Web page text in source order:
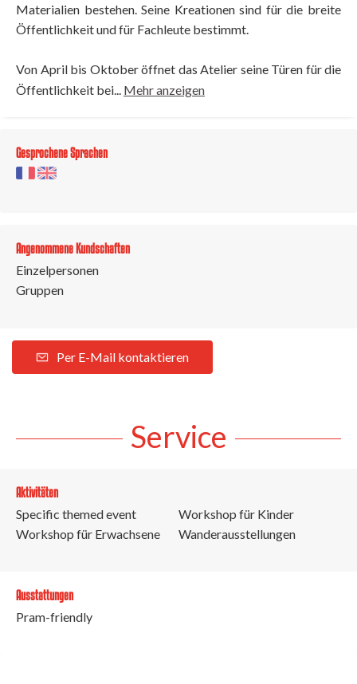
Materialien bestehen. Seine Kreationen sind für die breite
Öffentlichkeit und für Fachleute bestimmt.
Von April bis Oktober öffnet das Atelier seine Türen für die
Öffentlichkeit bei... Mehr anzeigen
Gesprochene Sprachen
Angenommene Kundschaften
Einzelpersonen
Gruppen
Per E-Mail kontaktieren
Service
Aktivitäten
Specific themed event
Workshop für Erwachsene
Workshop für Kinder
Wanderausstellungen
Ausstattungen
Pram-friendly